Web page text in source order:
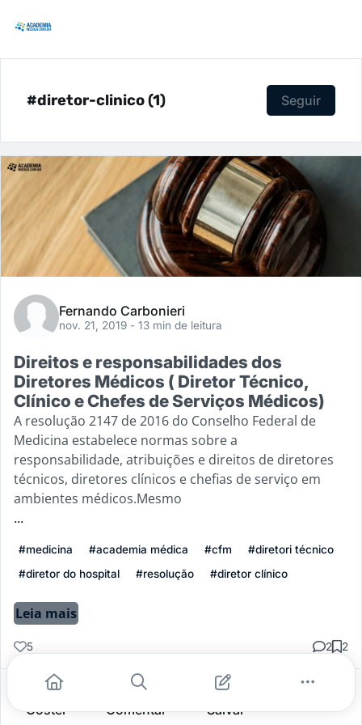
#diretor-clinico (1) Seguir
Fernando Carbonieri
nov. 21, 2019 - 13 min de leitura
Direitos e responsabilidades dos
Diretores Médicos ( Diretor Técnico,
Clínico e Chefes de Serviços Médicos)
A resolução 2147 de 2016 do Conselho Federal de
Medicina estabelece normas sobre a
responsabilidade, atribuições e direitos de diretores
técnicos, diretores clínicos e chefias de serviço em
ambientes médicos.Mesmo
...
#medicina #academia médica #cfm
#diretori técnico
#diretor do hospital
#resolução #diretor clínico
Leia mais
5 2 2
Gostei Comentar Salvar